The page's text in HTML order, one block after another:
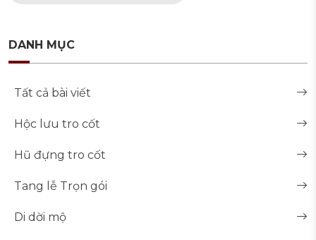
DANH MỤC
Tất cả bài viết
Hộc lưu tro cốt
Hũ đựng tro cốt
Tang lễ Trọn gói
Di dời mộ